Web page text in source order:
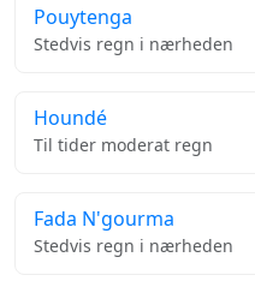
Pouytenga
Stedvis regn i nærheden
Houndé
Til tider moderat regn
Fada N'gourma
Stedvis regn i nærheden